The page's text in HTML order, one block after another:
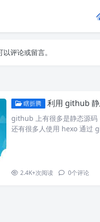
以评论或留言。
评论或留言。
瞎折腾 利用 github
github 上有很多是静态源码
还有很多人使用 hexo 通过
2.4K+次阅读 0个评论